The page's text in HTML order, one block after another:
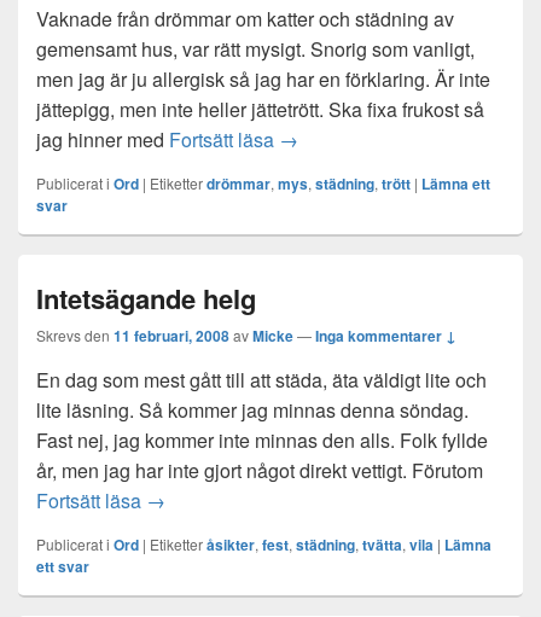
Vaknade från drömmar om katter och städning av
gemensamt hus, var rätt mysigt. Snorig som vanligt,
men jag är ju allergisk så jag har en förklaring. Är inte
jättepigg, men inte heller jättetrött. Ska fixa frukost så
jag hinner med Fortsätt läsa Onsdag morgon
→
Publicerat i Ord | Etiketterdrömmar, mys, städning, trött | Lämna ett
svar
Intetsägande helg
Skrevs den 11 februari, 2008avMicke—Inga kommentarer ↓
En dag som mest gått till att städa, äta väldigt lite och
lite läsning. Så kommer jag minnas denna söndag.
Fast nej, jag kommer inte minnas den alls. Folk fyllde
år, men jag har inte gjort något direkt vettigt. Förutom
Fortsätt läsa Intetsägande helg
→
Publicerat i Ord | Etiketteråsikter, fest, städning, tvätta, vila | Lämna
ett svar